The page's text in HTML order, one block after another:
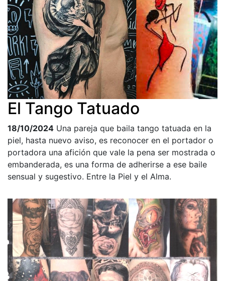
El Tango Tatuado
18/10/2024 Una pareja que baila tango tatuada en la
piel, hasta nuevo aviso, es reconocer en el portador o
portadora una afición que vale la pena ser mostrada o
embanderada, es una forma de adherirse a ese baile
sensual y sugestivo. Entre la Piel y el Alma.